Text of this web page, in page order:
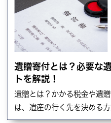
遺贈寄付とは？必要な
トを解説！
遺贈とは？かかる税金や遺
は、遺産の行く先を決める